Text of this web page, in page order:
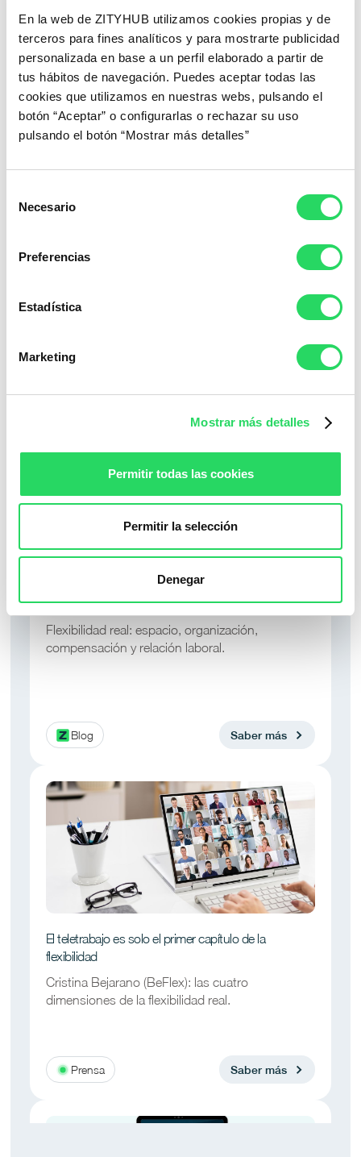
En la web de ZITYHUB utilizamos cookies propias y de
terceros para fines analíticos y para mostrarte publicidad
personalizada en base a un perfil elaborado a partir de
tus hábitos de navegación. Puedes aceptar todas las
cookies que utilizamos en nuestras webs, pulsando el
botón “Aceptar” o configurarlas o rechazar su uso
pulsando el botón “Mostrar más detalles”
Necesario
Preferencias
Estadística
Marketing
Mostrar más detalles
Permitir todas las cookies
Permitir la selección
Denegar
La Revolución Flexible ha llegado para quedarse, y sus
beneficios son innegables. Desde mejorar el equilibrio
entre trabajo y vida personal hasta atraer talento de
primer nivel y aumentar la productividad, las empresas
que abrazan esta transformación están destinadas a
florecer en el mundo laboral del futuro.
En zityhub, estamos comprometidos a impulsar este cambio y
También podría interesarte...
La flexibilidad tiene cuatro dimensiones
Flexibilidad real: espacio, organización,
compensación y relación laboral.
Blog Saber más
El teletrabajo es solo el primer capítulo de la
flexibilidad
Cristina Bejarano (BeFlex): las cuatro
dimensiones de la flexibilidad real.
Prensa Saber más